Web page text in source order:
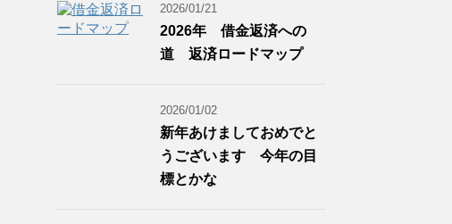
2026/01/21
2026年 借金返済への
道 返済ロードマップ
2026/01/02
新年あけましておめでと
うございます 今年の目
標とかな